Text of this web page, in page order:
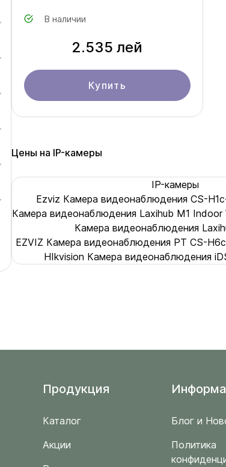
В наличии
2.535 лей
Купить
Цены на IP-камеры
IP-камеры
Ezviz Камера видеонаблюдения CS-
Камера видеонаблюдения Laxihub M1 Indoor
Камера видеонаблюдения
EZVIZ Камера видеонаблюдения PT CS-
HIkvision Камера видеонаблюдения
Продукция
Каталог
Акции
Блог и
Политика